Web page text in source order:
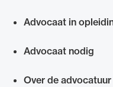
Advocaat in
Advocaat nodig
Over de advocatuur
Van de